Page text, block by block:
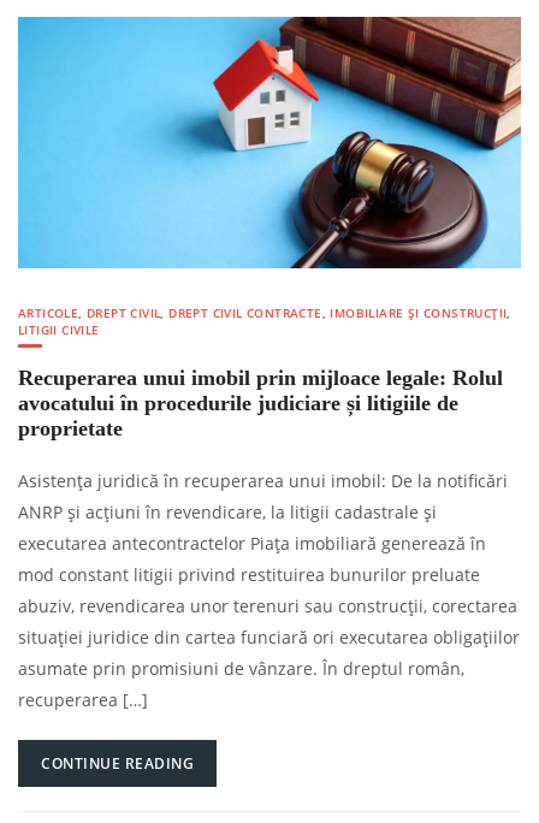
ARTICOLE, DREPT CIVIL, DREPT CIVIL CONTRACTE, IMOBILIARE ȘI CONSTRUCȚII,
LITIGII CIVILE
Recuperarea unui imobil prin mijloace legale: Rolul
avocatului în procedurile judiciare și litigiile de
proprietate
Asistența juridică în recuperarea unui imobil: De la notificări
ANRP și acțiuni în revendicare, la litigii cadastrale și
executarea antecontractelor Piața imobiliară generează în
mod constant litigii privind restituirea bunurilor preluate
abuziv, revendicarea unor terenuri sau construcții, corectarea
situației juridice din cartea funciară ori executarea obligațiilor
asumate prin promisiuni de vânzare. În dreptul român,
recuperarea […]
CONTINUE READING